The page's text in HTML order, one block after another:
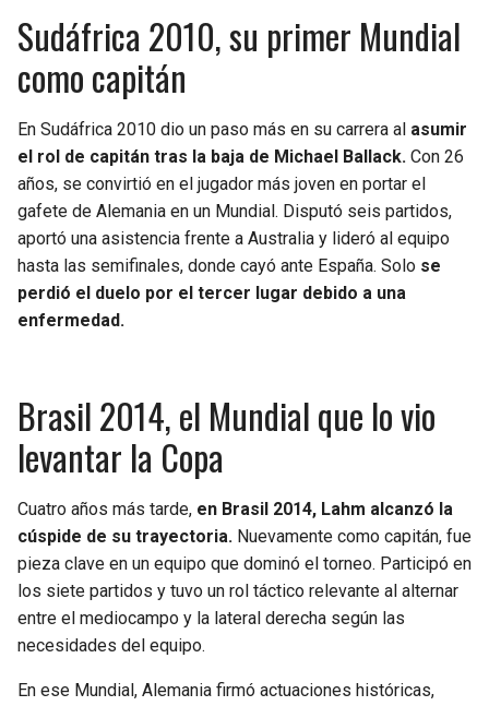
Sudáfrica 2010, su primer Mundial
como capitán
En Sudáfrica 2010 dio un paso más en su carrera al asumir
el rol de capitán tras la baja de Michael Ballack. Con 26
años, se convirtió en el jugador más joven en portar el
gafete de Alemania en un Mundial. Disputó seis partidos,
aportó una asistencia frente a Australia y lideró al equipo
hasta las semifinales, donde cayó ante España. Solo se
perdió el duelo por el tercer lugar debido a una
enfermedad.
Brasil 2014, el Mundial que lo vio
levantar la Copa
Cuatro años más tarde, en Brasil 2014, Lahm alcanzó la
cúspide de su trayectoria. Nuevamente como capitán, fue
pieza clave en un equipo que dominó el torneo. Participó en
los siete partidos y tuvo un rol táctico relevante al alternar
entre el mediocampo y la lateral derecha según las
necesidades del equipo.
En ese Mundial, Alemania firmó actuaciones históricas,